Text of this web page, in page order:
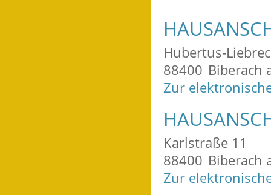
Hubertus-
88400 Biberach
Zur
Karlstraße 11
88400 Biberach
Zur